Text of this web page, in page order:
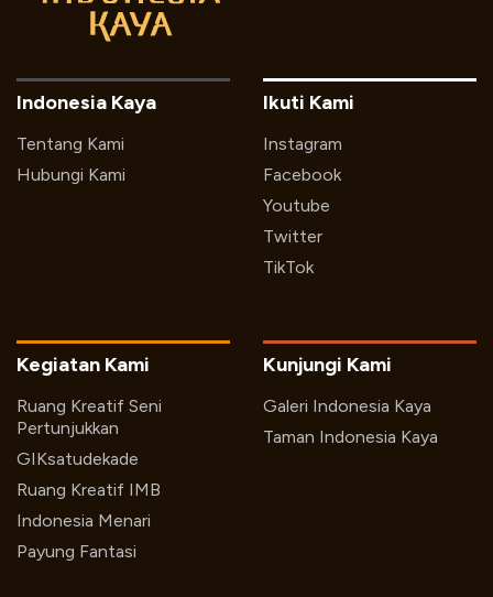
Indonesia Kaya
Tentang Kami
Hubungi Kami
Ikuti Kami
Instagram
Facebook
Youtube
Twitter
TikTok
Kegiatan Kami
Ruang Kreatif Seni
Pertunjukkan
GIKsatudekade
Ruang Kreatif IMB
Indonesia Menari
Payung Fantasi
Kunjungi Kami
Galeri Indonesia Kaya
Taman Indonesia Kaya